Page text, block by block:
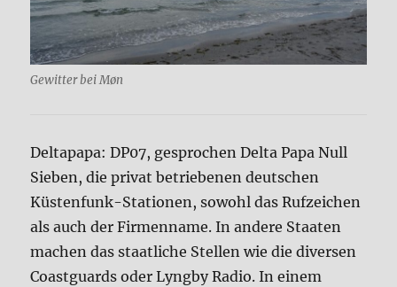
Gewitter bei Møn
Deltapapa: DP07, gesprochen Delta Papa Null
Sieben, die privat betriebenen deutschen
Küstenfunk-Stationen, sowohl das Rufzeichen
als auch der Firmenname. In andere Staaten
machen das staatliche Stellen wie die diversen
Coastguards oder Lyngby Radio. In einem